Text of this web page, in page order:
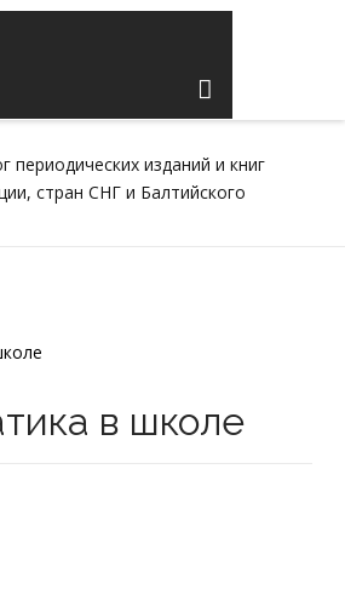
периодических изданий и книг
стран СНГ и Балтийского
в школе